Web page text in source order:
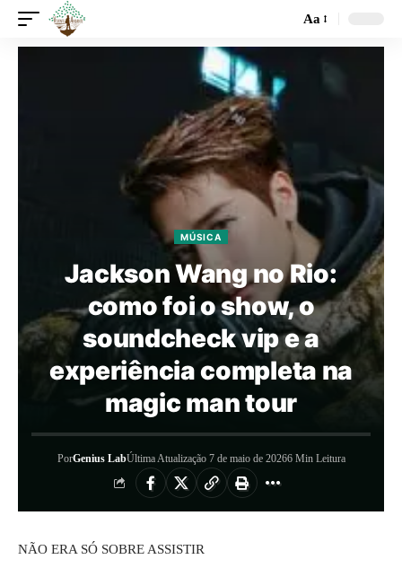
Aa
MÚSICA
Jackson Wang no Rio:
como foi o show, o
soundcheck vip e a
experiência completa na
magic man tour
PorGenius LabÚltima Atualização 7 de maio de 20266 Min Leitura
NÃO ERA SÓ SOBRE ASSISTIR